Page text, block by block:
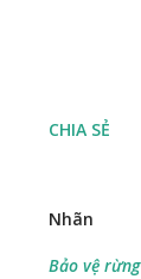
CHIA SẺ
Nhãn
Bảo vệ rừng